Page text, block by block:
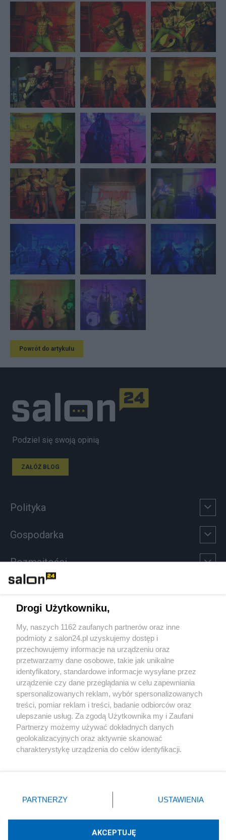
Powrót do artykułu
Podziel się swoją opinią
ZAŁÓŻ BLOG
Polityka
Gospodarka
Rozmaitości
Sport
Społeczeństwo
Kultura
X Facebook Instagram Youtube
Drogi Użytkowniku,
My, naszych 1162 zaufanych partnerów oraz inne
podmioty z salon24.pl uzyskujemy dostęp i
przechowujemy informacje na urządzeniu oraz
przetwarzamy dane osobowe, takie jak unikalne
identyfikatory, standardowe informacje wysyłane przez
urządzenie czy dane przeglądania w celu zapewniania
spersonalizowanych reklam, wybór spersonalizowanych
treści, pomiar reklam i treści, badanie odbiorców oraz
ulepszanie usług. Za zgodą Użytkownika my i Zaufani
Partnerzy możemy używać dokładnych danych
geolokalizacyjnych oraz aktywnie skanować
charakterystykę urządzenia do celów identyfikacji.
zmienić/wycofać klikając przycisk ustawień prywatności
znajdujący się w lewym dolnym rogu strony
rodzaje przetwarzania danych nie wymagają zgody
użytkownika, ale masz prawo sprzeciwić się takiemu
PARTNERZY USTAWIENIA
AKCEPTUJĘ